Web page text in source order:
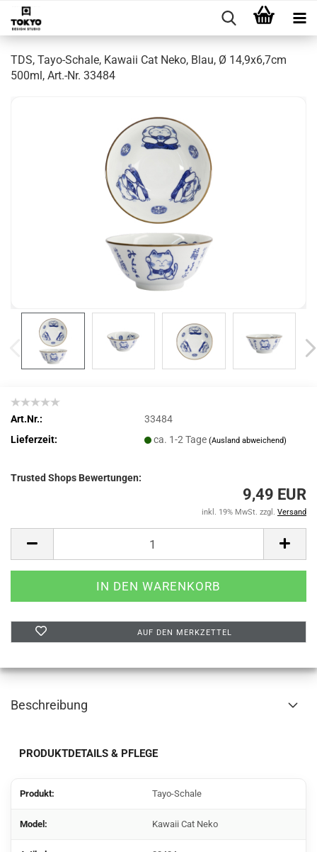
TDS, Tayo-Schale, Kawaii Cat Neko, Blau, Ø 14,9x6,7cm
500ml, Art.-Nr. 33484
Art.Nr.:
33484
Lieferzeit:
ca. 1-2 Tage(Ausland abweichend)
Trusted Shops Bewertungen:
9,49 EUR
inkl. 19% MwSt. zzgl. Versand
AUF DEN MERKZETTEL
Beschreibung
PRODUKTDETAILS & PFLEGE
Produkt: Tayo-Schale
Model: Kawaii Cat Neko